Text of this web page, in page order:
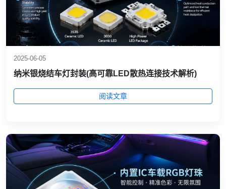
2025-06-05
纳米银烧结车灯封装(高可靠LED散热连接技术解析)
阅读文章